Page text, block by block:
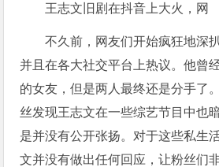
王志文旧剧在抖音上大火，网
不久前，网友们开始疯狂地深
并且在各大社交平台上热议。他曾
的女友，但是两人最终还是分手了
丝发现王志文在一些综艺节目中也
是并没有公开张扬。对于这些私生
文并没有做出任何回应，让粉丝们